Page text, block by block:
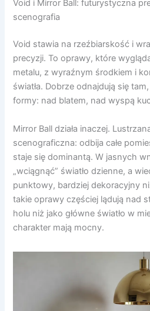
Void i Mirror Ball: futurystyczna
scenografia
Void stawia na rzeźbiarskość i
precyzji. To oprawy, które
metalu, z wyraźnym środkiem i
światła. Dobrze odnajdują się
formy: nad blatem, nad wyspą
Mirror Ball działa inaczej.
scenograficzna: odbija całe
staje się dominantą. W jasnych
„wciągnąć” światło dzienne, a
punktowy, bardziej dekoracyjny
takie oprawy częściej lądują nad
holu niż jako główne światło w
charakter mają mocny.